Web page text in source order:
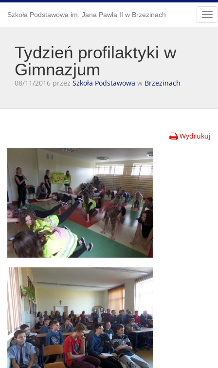
Szkoła Podstawowa im. Jana Pawła II w Brzezinach
Tydzień profilaktyki w
Gimnazjum
08/11/2016 przez Szkoła Podstawowa w Brzezinach
Wydrukuj